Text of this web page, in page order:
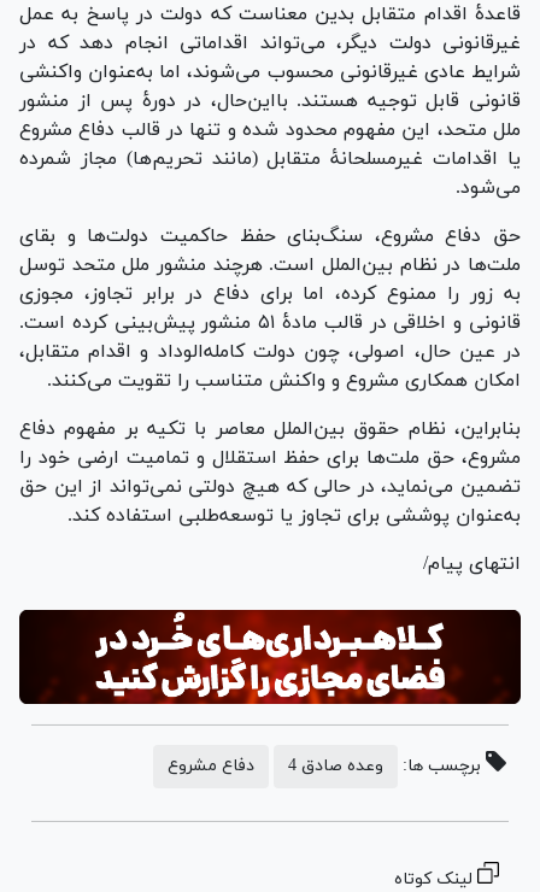
قاعدۀ اقدام متقابل بدین معناست که دولت در پاسخ به عمل
غیرقانونی دولت دیگر، می‌تواند اقداماتی انجام دهد که در
شرایط عادی غیرقانونی محسوب می‌شوند، اما به‌عنوان واکنشی
قانونی قابل توجیه هستند. بااین‌حال، در دورۀ پس از منشور
ملل متحد، این مفهوم محدود شده و تنها در قالب دفاع مشروع
یا اقدامات غیرمسلحانۀ متقابل (مانند تحریم‌ها) مجاز شمرده
می‌شود.
حق دفاع مشروع، سنگ‌بنای حفظ حاکمیت دولت‌ها و بقای
ملت‌ها در نظام بین‌الملل است. هرچند منشور ملل متحد توسل
به زور را ممنوع کرده، اما برای دفاع در برابر تجاوز، مجوزی
قانونی و اخلاقی در قالب مادۀ ۵۱ منشور پیش‌بینی کرده است.
در عین حال، اصولی، چون دولت کامله‌الوداد و اقدام متقابل،
امکان همکاری مشروع و واکنش متناسب را تقویت می‌کنند.
بنابراین، نظام حقوق بین‌الملل معاصر با تکیه بر مفهوم دفاع
مشروع، حق ملت‌ها برای حفظ استقلال و تمامیت ارضی خود را
تضمین می‌نماید، در حالی که هیچ دولتی نمی‌تواند از این حق
به‌عنوان پوششی برای تجاوز یا توسعه‌طلبی استفاده کند.
انتهای پیام/
برچسب ها: وعده صادق 4 دفاع مشروع
لینک کوتاه